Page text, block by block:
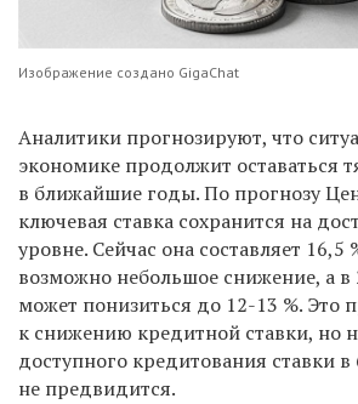
Изображение создано GigaChat
Аналитики прогнозируют, что
экономике продолжит оставаться
в ближайшие годы. По прогнозу
ключевая ставка сохранится на
уровне. Сейчас она составляет 16,5
возможно небольшое снижение, а в
может понизиться до 12-13 %. Это
к снижению кредитной ставки, но
доступного кредитования ставки в
не предвидится.